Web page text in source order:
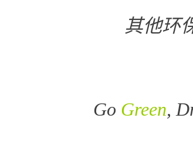
其他环
Go Green,